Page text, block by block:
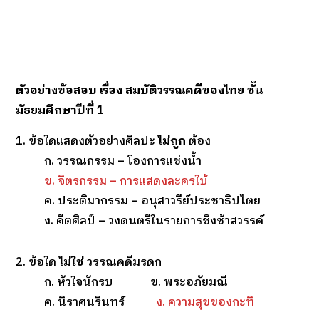
ตัวอย่างข้อสอบ เรื่อง สมบัติวรรณคดีของไทย ชั้น
มัธยมศึกษาปีที่1
1. ข้อใดแสดงตัวอย่างศิลปะไม่ถูก ต้อง
ก. วรรณกรรม – โองการแช่งน้ำ
ข. จิตรกรรม – การแสดงละครใบ้
ค. ประติมากรรม – อนุสาวรีย์ประชาธิปไตย
ง. คีตศิลป์ – วงดนตรีในรายการชิงช้าสวรรค์
2. ข้อใดไม่ใช่วรรณคดีมรดก
ก. หัวใจนักรบ ข. พระอภัยมณี
ค. นิราศนรินทร์ ง. ความสุขของกะทิ